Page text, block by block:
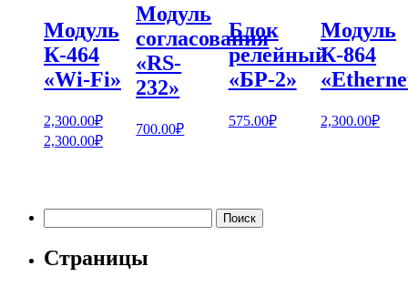
Модуль
К-464
«Wi-Fi»
2,300.00₽
2,300.00₽
Модуль
согласования
«RS-
232»
700.00₽
Блок
релейный
«БР-2»
575.00₽
Модуль
К-864
2,300.00₽
Страницы